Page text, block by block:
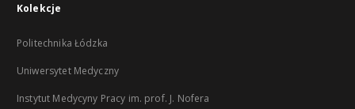
Kolekcje
Politechnika Łódzka
Uniwersytet Medyczny
Instytut Medycyny Pracy im. prof. J. Nofera